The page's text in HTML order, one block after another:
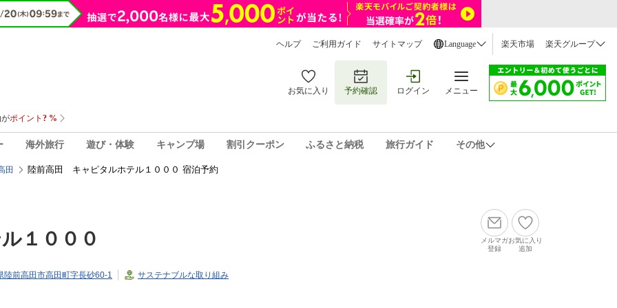
ヘルプ ご利用ガイド サイトマップ Language 楽天市場 楽天グループ
お気に入り 予約確認 ログイン メニュー
海外旅行 遊び・体験 キャンプ場 割引クーポン ふるさと納税 旅行ガイド その他
田 陸前高田 キャピタルホテル１０００ 宿泊予約
１０００
陸前高田市高田町字長砂60-1 サステナブルな取り組み
メルマガ
登録
お気に入り
追加